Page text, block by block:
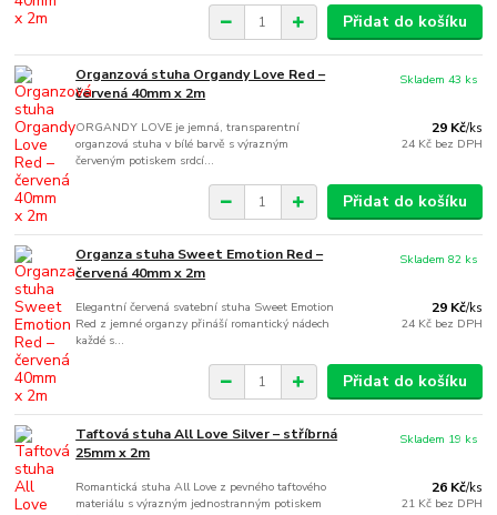
Přidat do košíku
Organzová stuha Organdy Love Red –
červená 40mm x 2m
ORGANDY LOVE je jemná, transparentní
organzová stuha v bílé barvě s výrazným
červeným potiskem srdcí...
29 Kč/ks
24 Kč bez DPH
Skladem 43 ks
Přidat do košíku
Organza stuha Sweet Emotion Red –
červená 40mm x 2m
Elegantní červená svatební stuha Sweet Emotion
Red z jemné organzy přináší romantický nádech
každé s...
29 Kč/ks
24 Kč bez DPH
Skladem 82 ks
Přidat do košíku
Taftová stuha All Love Silver – stříbrná
25mm x 2m
Romantická stuha All Love z pevného taftového
materiálu s výrazným jednostranným potiskem
26 Kč/ks
21 Kč bez DPH
Skladem 19 ks